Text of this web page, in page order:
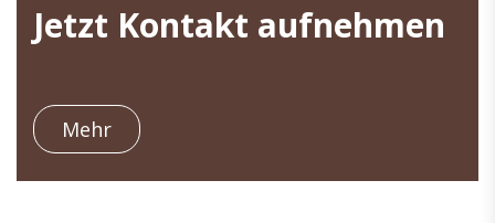
Jetzt Kontakt aufnehmen
Mehr